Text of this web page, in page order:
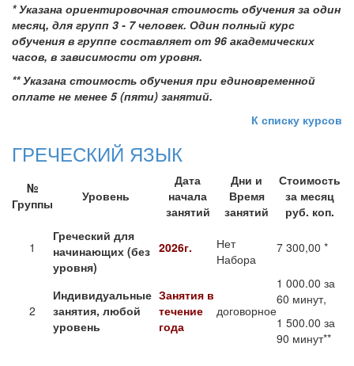
*Указана ориентировочная стоимость обучения за один
месяц, для групп 3 - 7 человек. Один полный курс
обучения в группе составляет от 96 академических
часов, в зависимости от уровня.
** Указана стоимость обучения при единовременной
оплате не менее 5 (пяти) занятий.
К списку курсов
ГРЕЧЕСКИЙ ЯЗЫК
№
Группы
Уровень
Дата
начала
занятий
Дни и
Время
занятий
Стоимость
за месяц
руб. коп.
1
Греческий для
начинающих (без
уровня)
2026г.
Нет
Набора
7 300,00 *
2
Индивидуальные
занятия, любой
уровень
Занятия в
течение
года
договорное
1 000.00 за
60 минут,
1 500.00 за
90 минут**